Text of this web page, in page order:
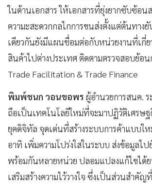
ในด้านเอกสาร ให้เอกสารที่ยุ่งยากซับซ้อน
ความะสะดวกกลไกการขนส่งตั้งแต่ต้นทาง
เดียวกันยังมีแผนชื่อมต่อกับหน่วยงานที่เกี่ย
สินค้าไปต่างประเทศ ติดตามตรวจสอบย้อ
Trade Facilitation & Trade Finance
พิมพ์ชนก วอนขอพร ผู้อำนวยการสนค.
ถือเป็นเทคโนโลยีใหม่ที่จะมาปฏิวัติเศรษ
ยุคดิจิทัล จุดเด่นที่สร้างระบบการค้าแบบใ
อาทิ เพิ่มความโปร่งใสในระบบ ส่งข้อมูลไ
พร้อมกันหลายหน่วย ปลอมแปลงแก้ไขได้ย
เสริมสร้างความไว้วางใจ ซึ่งเป็นส่วนสำคัญ